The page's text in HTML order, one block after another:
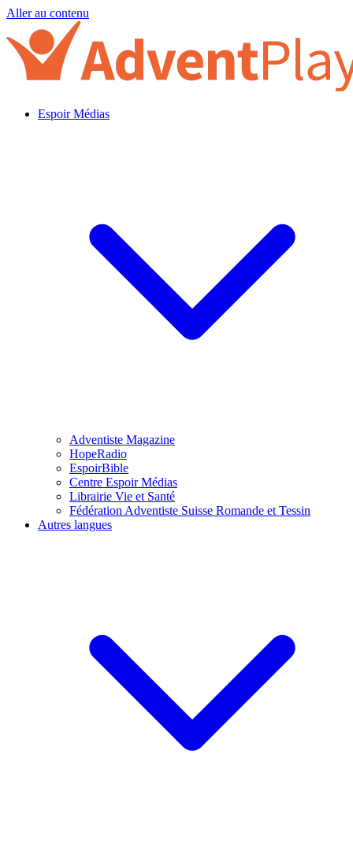
Aller au contenu
Espoir Médias
Adventiste Magazine
HopeRadio
EspoirBible
Centre Espoir Médias
Librairie Vie et Santé
Fédération Adventiste Suisse Romande et Tessin
Autres langues